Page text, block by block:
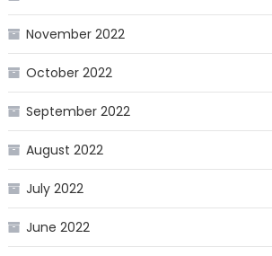
November 2022
October 2022
September 2022
August 2022
July 2022
June 2022